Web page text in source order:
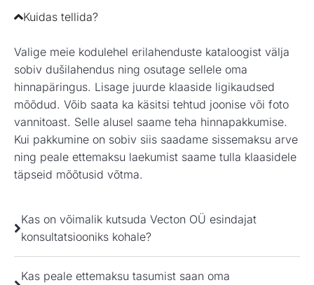
Kuidas tellida?
Valige meie kodulehel erilahenduste kataloogist välja
sobiv dušilahendus ning osutage sellele oma
hinnapäringus. Lisage juurde klaaside ligikaudsed
mõõdud. Võib saata ka käsitsi tehtud joonise või foto
vannitoast. Selle alusel saame teha hinnapakkumise.
Kui pakkumine on sobiv siis saadame sissemaksu arve
ning peale ettemaksu laekumist saame tulla klaasidele
täpseid mõõtusid võtma.
Kas on võimalik kutsuda Vecton OÜ esindajat
konsultatsiooniks kohale?
Kas peale ettemaksu tasumist saan oma